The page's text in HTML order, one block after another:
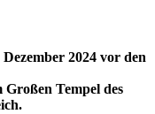
2024 vor den
Tempel des